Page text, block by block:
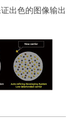
出色的图像输出